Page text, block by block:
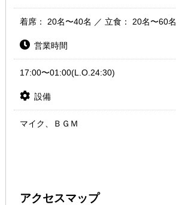
着席： 20名〜40名 ／ 立食： 20名〜60名
営業時間
17:00〜01:00(L.O.24:30)
設備
マイク、ＢＧＭ
アクセスマップ